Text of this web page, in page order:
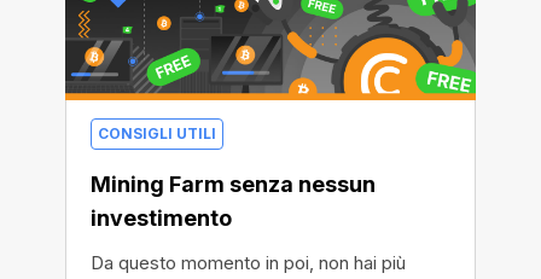
CONSIGLI UTILI
Mining Farm senza nessun
investimento
Da questo momento in poi, non hai più